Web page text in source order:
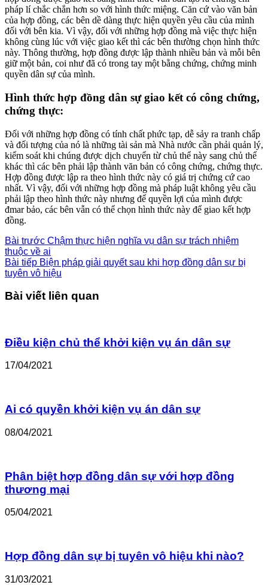
pháp lí chắc chắn hơn so với hình thức miệng. Căn cứ vào văn bản
của hợp đồng, các bên dề dàng thực hiện quyền yêu cầu của mình
đối với bên kia. Vì vậy, đối với những hợp đồng mà việc thực hiện
không cùng lúc với việc giao kết thì các bên thường chọn hình thức
này. Thông thường, hợp đồng được lập thành nhiều bản và mỗi bên
giữ một bản, coi như đã có trong tay một bằng chứng, chứng minh
quyền dân sự của mình.
Hình thức hợp đồng dân sự giao kết có công chứng,
chứng thực:
Đối với những hợp đồng có tính chất phức tạp, dễ sảy ra tranh chấp
và đối tượng của nó là những tài sản mà Nhà nước cần phải quản lý,
kiểm soát khi chúng được dịch chuyển từ chủ thể này sang chủ thể
khác thì các bên phải lập thành văn bản có công chứng, chứng thực.
Hợp đồng được lập ra theo hình thức này có giá trị chứng cứ cao
nhất. Vì vậy, đối với những hợp đồng mà pháp luật không yêu cầu
phải lập theo hình thức này nhưng để quyền lợi của mình được
đmar bảo, các bên vẫn có thể chọn hình thức này để giao kết hợp
đồng.
Bài trước Chậm thực hiện nghĩa vụ dân sự trách nhiệm
thuộc về ai
Bài tiếp Biện pháp giải quyết sau khi hợp đồng dân sự bị
tuyên vô hiệu
Bài viết liên quan
Điều kiện chủ thể khởi kiện vụ án dân sự
17/04/2021
Ai có quyền khởi kiện vụ án dân sự
08/04/2021
Phân biệt hợp đồng dân sự với hợp đồng
thương mại
05/04/2021
Hợp đồng dân sự bị tuyên vô hiệu khi nào?
31/03/2021